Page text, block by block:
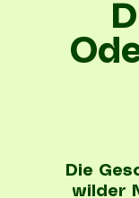
Die
wilder